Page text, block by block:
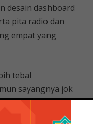
desain dashboard
pita radio dan
empat yang
tebal
sayangnya jok
lama. .
dengan jok